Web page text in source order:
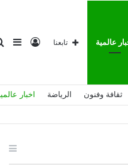
عالمية تسجيل
الدخول
تابعنا
ثقافة وفنون الرياضة اخبار